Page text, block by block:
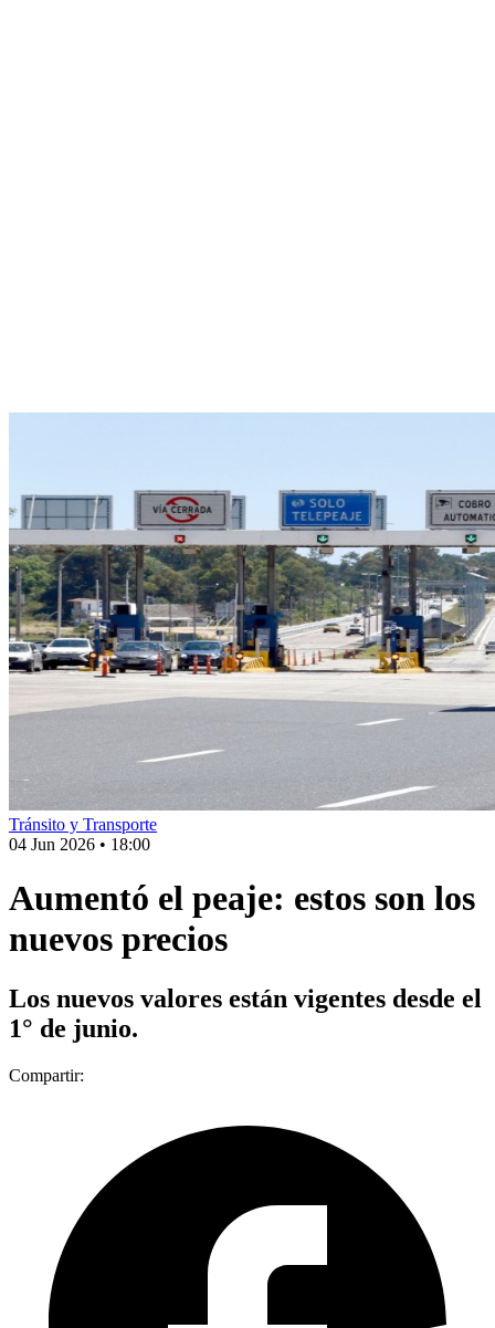
Tránsito y Transporte
04 Jun 2026 • 18:00
Aumentó el peaje: estos son los
nuevos precios
Los nuevos valores están vigentes desde el
1° de junio.
Compartir: